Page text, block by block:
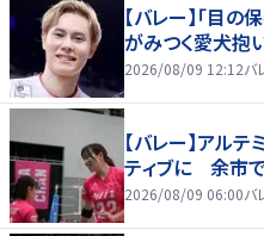
【バレー】「目の
がみつく愛犬抱
2026/08/09 12:12バ
【バレー】アル
ティブに 余市
2026/08/09 06:00バ